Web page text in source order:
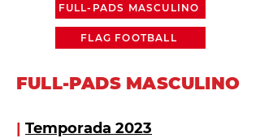
FULL-PADS MASCULINO
FLAG FOOTBALL
FULL-PADS MASCULINO
| Temporada 2023